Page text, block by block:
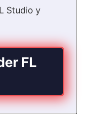
Studio y
FL